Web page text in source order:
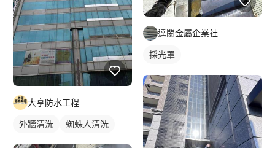
大亨防水工程
外牆清洗 蜘蛛人清洗
達閎金屬企業社
採光罩